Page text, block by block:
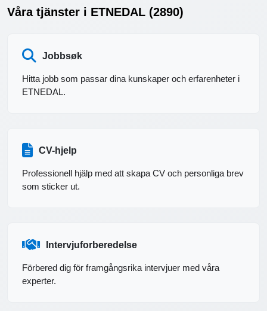
Våra tjänster i ETNEDAL (2890)
Jobbsøk
Hitta jobb som passar dina kunskaper och erfarenheter i
ETNEDAL.
CV-hjelp
Professionell hjälp med att skapa CV och personliga brev
som sticker ut.
Intervjuforberedelse
Förbered dig för framgångsrika intervjuer med våra
experter.